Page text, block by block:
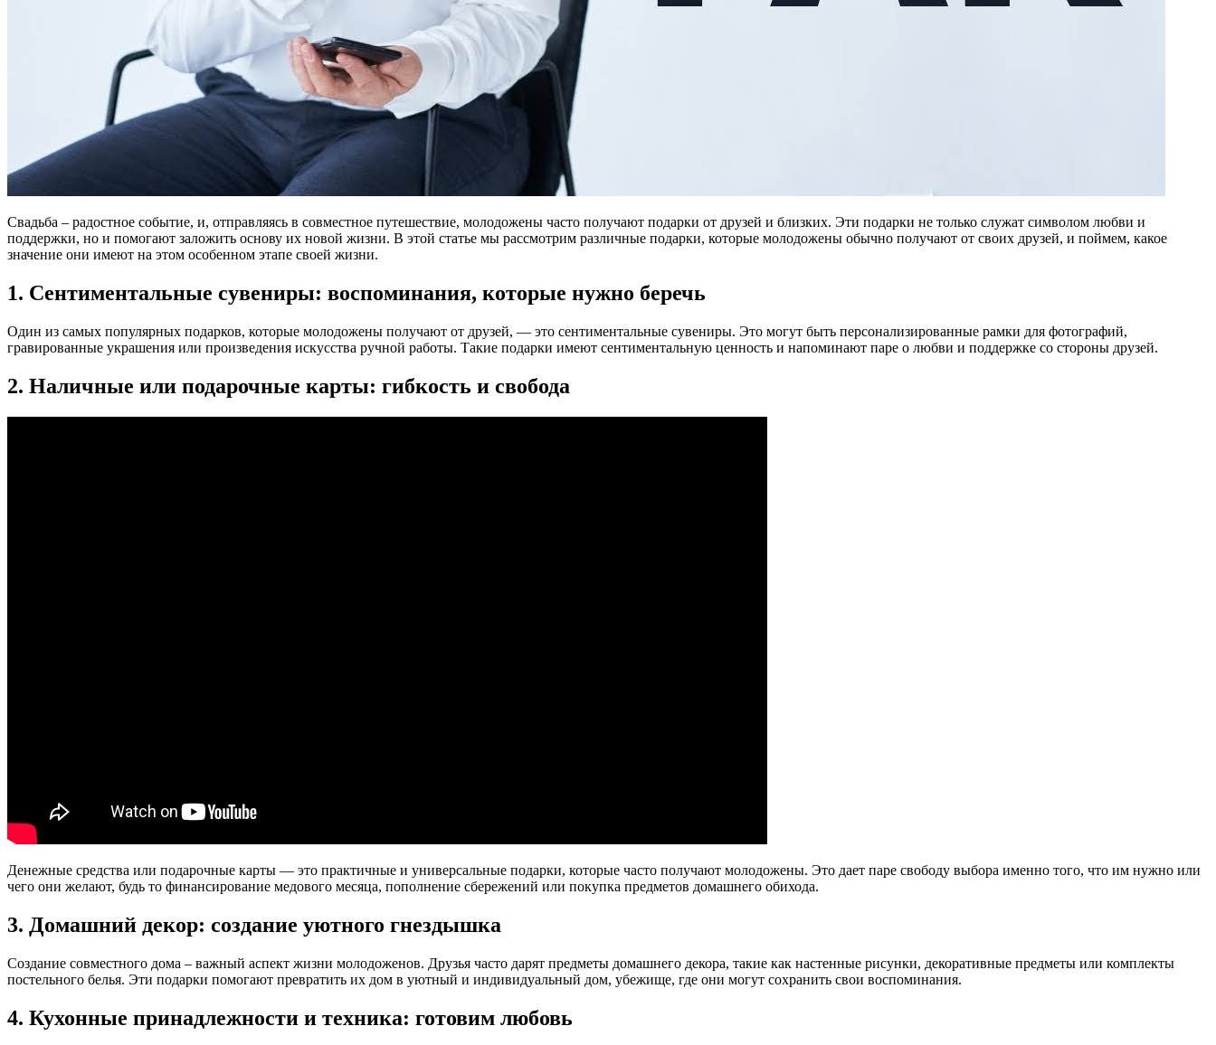
Свадьба – радостное событие, и, отправляясь в совместное путешествие, молодожены часто получают подарки от друзей и близких. Эти подарки не только служат символом любви и
поддержки, но и помогают заложить основу их новой жизни. В этой статье мы рассмотрим различные подарки, которые молодожены обычно получают от своих друзей, и поймем, какое
значение они имеют на этом особенном этапе своей жизни.
1. Сентиментальные сувениры: воспоминания, которые нужно беречь
Один из самых популярных подарков, которые молодожены получают от друзей, — это сентиментальные сувениры. Это могут быть персонализированные рамки для фотографий,
гравированные украшения или произведения искусства ручной работы. Такие подарки имеют сентиментальную ценность и напоминают паре о любви и поддержке со стороны друзей.
2. Наличные или подарочные карты: гибкость и свобода
Денежные средства или подарочные карты — это практичные и универсальные подарки, которые часто получают молодожены. Это дает паре свободу выбора именно того, что им нужно или
чего они желают, будь то финансирование медового месяца, пополнение сбережений или покупка предметов домашнего обихода.
3. Домашний декор: создание уютного гнездышка
Создание совместного дома – важный аспект жизни молодоженов. Друзья часто дарят предметы домашнего декора, такие как настенные рисунки, декоративные предметы или комплекты
постельного белья. Эти подарки помогают превратить их дом в уютный и индивидуальный дом, убежище, где они могут сохранить свои воспоминания.
4. Кухонные принадлежности и техника: готовим любовь